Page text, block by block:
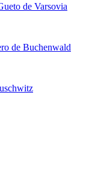
de Varsovia
de Buchenwald